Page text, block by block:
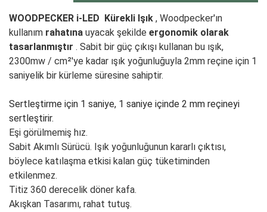
WOODPECKER i-LED Kürekli Işık , Woodpecker'ın
kullanım rahatına uyacak şekilde ergonomik olarak
tasarlanmıştır . Sabit bir güç çıkışı kullanan bu ışık,
2300mw / cm²'ye kadar ışık yoğunluğuyla 2mm reçine için 1
saniyelik bir kürleme süresine sahiptir.
Sertleştirme için 1 saniye, 1 saniye içinde 2 mm reçineyi
sertleştirir.
Eşi görülmemiş hız.
Sabit Akımlı Sürücü. Işık yoğunluğunun kararlı çıktısı,
böylece katılaşma etkisi kalan güç tüketiminden
etkilenmez.
Titiz 360 derecelik döner kafa.
Akışkan Tasarımı, rahat tutuş.